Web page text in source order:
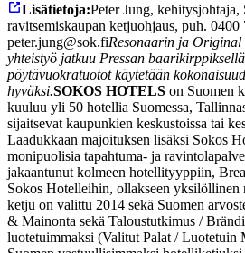
Lisätietoja:Peter Jung,
ravitsemiskaupan ketjuohjaus, puh. 0400
peter.jung@sok.fiResonaarin ja Original
yhteistyö jatkuu Pressan
pöytävuokratuotot käytetään
hyväksi.SOKOS HOTELS on Suomen
kuuluu yli 50 hotellia Suomessa,
sijaitsevat kaupunkien keskustoissa tai
Laadukkaan majoituksen lisäksi Sokos
monipuolisia tapahtuma- ja
jakaantunut kolmeen hotellityyppiin,
Sokos Hotelleihin, ollakseen yksilöllinen
ketju on valittu 2014 sekä Suomen
& Mainonta sekä Taloustutkimus /
luotetuimmaksi (Valitut Palat / Luotetuin